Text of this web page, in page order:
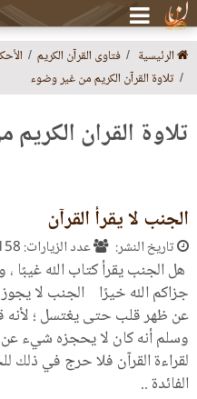
الرئيسية فتاوى القرآن الكريم
تلاوة القرآن الكريم من غير وضوء
تلاوة القرآن
الجنب لا يقرأ القرآن
تاريخ النشر: عدد الزيارات: 17158
هل الجنب يقرأ كتاب الله غيبًا
جزاكم الله خيرًا الجنب لا
عن ظهر قلب حتى يغتسل ؛ لأنه
وسلم أنه كان لا يحجزه شيء عن
لقراءة القرآن فلا حرج في
الفائدة ..